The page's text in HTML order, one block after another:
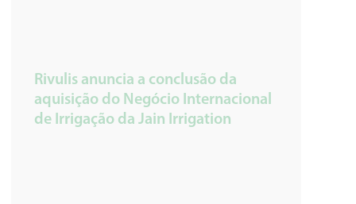
Rivulis anuncia a conclusão da
aquisição do Negócio Internacional
de Irrigação da Jain Irrigation